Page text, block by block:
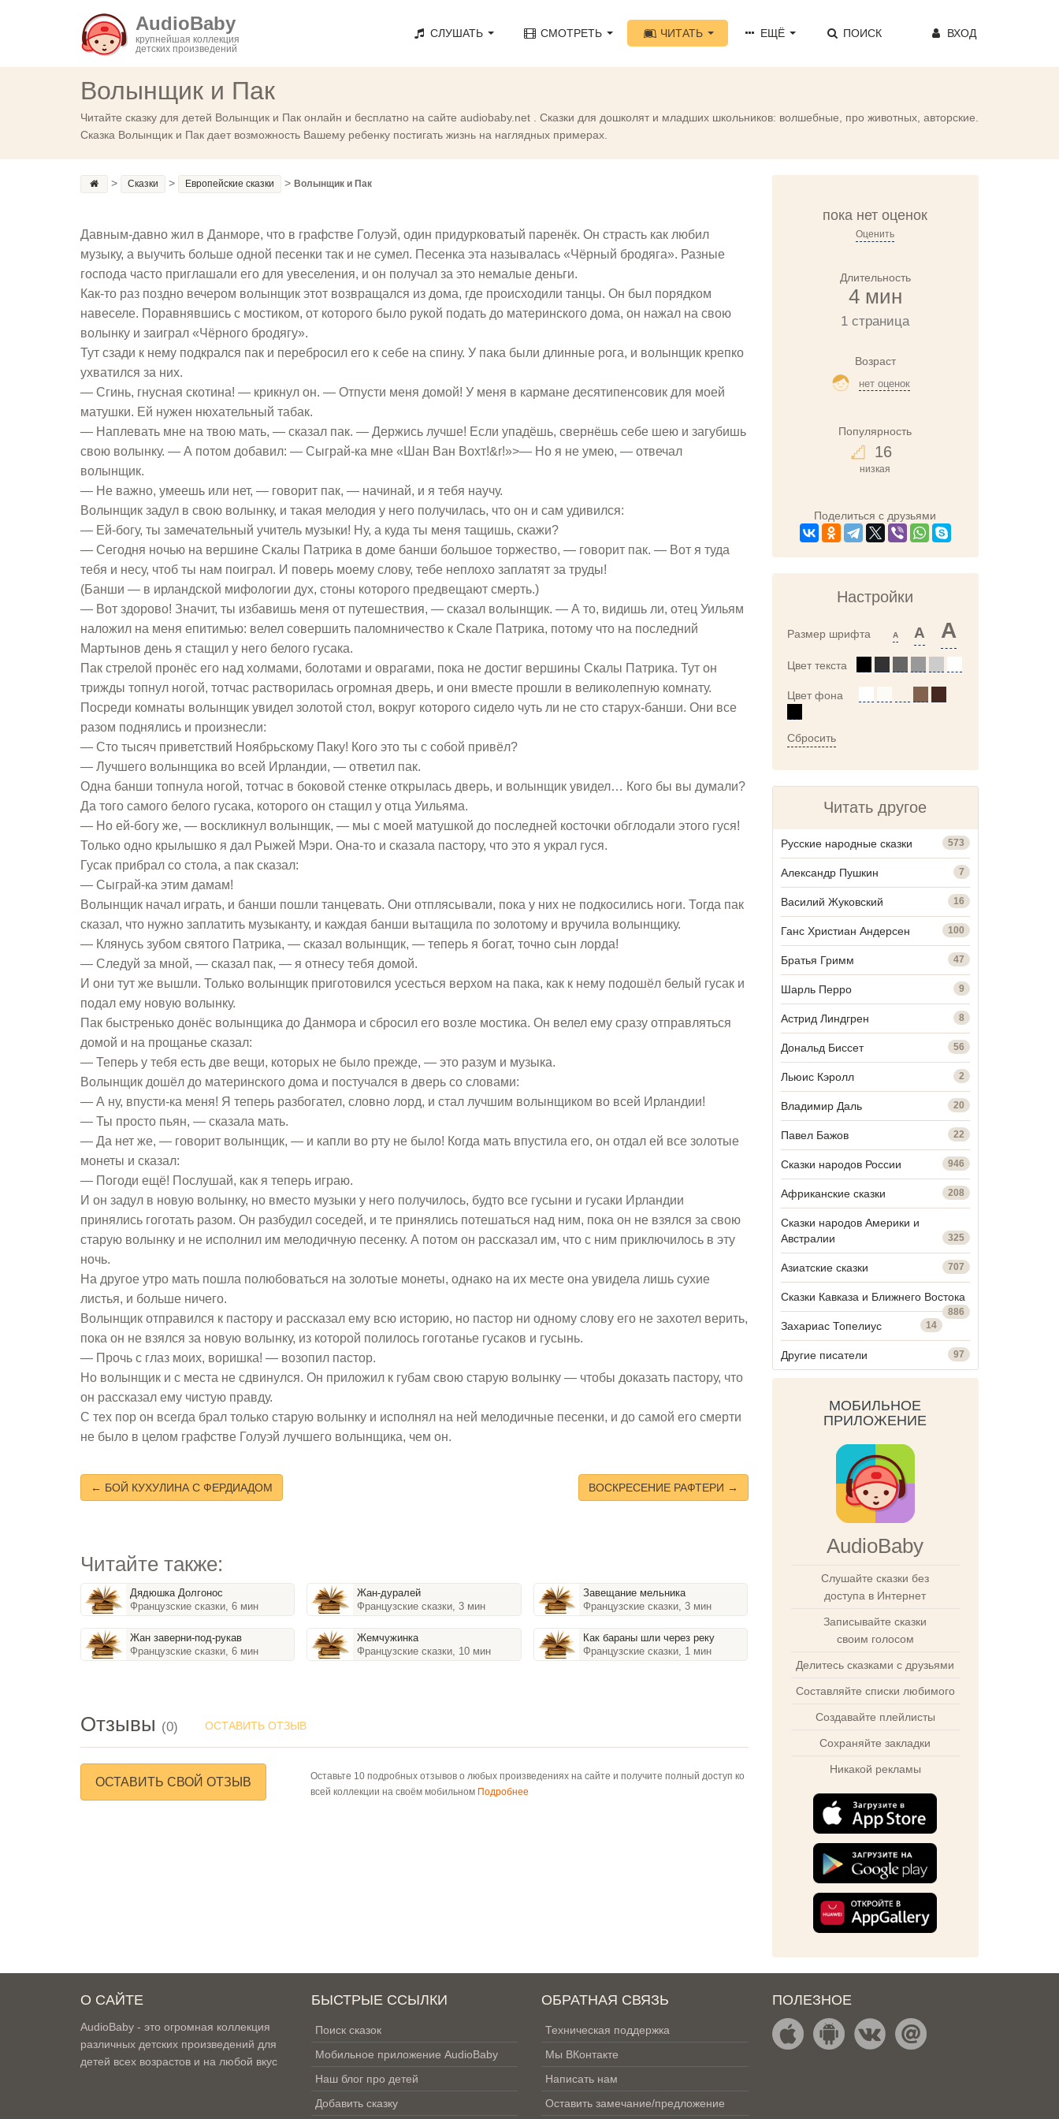
AudioBaby
крупнейшая коллекция
детских произведений
СЛУШАТЬ СМОТРЕТЬ ЧИТАТЬ ЕЩЁ ПОИСК ВХОД
Волынщик и Пак
Читайте сказку для детей Волынщик и Пак онлайн и бесплатно на сайте audiobaby.net . Сказки для дошколят и младших школьников: волшебные, про животных, авторские.
Сказка Волынщик и Пак дает возможность Вашему ребенку постигать жизнь на наглядных примерах.
> Сказки > Европейские сказки > Волынщик и Пак
Давным-давно жил в Данморе, что в графстве Голуэй, один придурковатый паренёк. Он страсть как любил
музыку, а выучить больше одной песенки так и не сумел. Песенка эта называлась «Чёрный бродяга». Разные
господа часто приглашали его для увеселения, и он получал за это немалые деньги.
Как-то раз поздно вечером волынщик этот возвращался из дома, где происходили танцы. Он был порядком
навеселе. Поравнявшись с мостиком, от которого было рукой подать до материнского дома, он нажал на свою
волынку и заиграл «Чёрного бродягу».
Тут сзади к нему подкрался пак и перебросил его к себе на спину. У пака были длинные рога, и волынщик крепко
ухватился за них.
— Сгинь, гнусная скотина! — крикнул он. — Отпусти меня домой! У меня в кармане десятипенсовик для моей
матушки. Ей нужен нюхательный табак.
— Наплевать мне на твою мать, — сказал пак. — Держись лучше! Если упадёшь, свернёшь себе шею и загубишь
свою волынку. — А потом добавил: — Сыграй-ка мне «Шан Ван Вохт!&r!»>— Но я не умею, — отвечал
волынщик.
— Не важно, умеешь или нет, — говорит пак, — начинай, и я тебя научу.
Волынщик задул в свою волынку, и такая мелодия у него получилась, что он и сам удивился:
— Ей-богу, ты замечательный учитель музыки! Ну, а куда ты меня тащишь, скажи?
— Сегодня ночью на вершине Скалы Патрика в доме банши большое торжество, — говорит пак. — Вот я туда
тебя и несу, чтоб ты нам поиграл. И поверь моему слову, тебе неплохо заплатят за труды!
(Банши — в ирландской мифологии дух, стоны которого предвещают смерть.)
— Вот здорово! Значит, ты избавишь меня от путешествия, — сказал волынщик. — А то, видишь ли, отец Уильям
наложил на меня епитимью: велел совершить паломничество к Скале Патрика, потому что на последний
Мартынов день я стащил у него белого гусака.
Пак стрелой пронёс его над холмами, болотами и оврагами, пока не достиг вершины Скалы Патрика. Тут он
трижды топнул ногой, тотчас растворилась огромная дверь, и они вместе прошли в великолепную комнату.
Посреди комнаты волынщик увидел золотой стол, вокруг которого сидело чуть ли не сто старух-банши. Они все
разом поднялись и произнесли:
— Сто тысяч приветствий Ноябрьскому Паку! Кого это ты с собой привёл?
— Лучшего волынщика во всей Ирландии, — ответил пак.
Одна банши топнула ногой, тотчас в боковой стенке открылась дверь, и волынщик увидел… Кого бы вы думали?
Да того самого белого гусака, которого он стащил у отца Уильяма.
— Но ей-богу же, — воскликнул волынщик, — мы с моей матушкой до последней косточки обглодали этого гуся!
Только одно крылышко я дал Рыжей Мэри. Она-то и сказала пастору, что это я украл гуся.
Гусак прибрал со стола, а пак сказал:
— Сыграй-ка этим дамам!
Волынщик начал играть, и банши пошли танцевать. Они отплясывали, пока у них не подкосились ноги. Тогда пак
сказал, что нужно заплатить музыканту, и каждая банши вытащила по золотому и вручила волынщику.
— Клянусь зубом святого Патрика, — сказал волынщик, — теперь я богат, точно сын лорда!
— Следуй за мной, — сказал пак, — я отнесу тебя домой.
И они тут же вышли. Только волынщик приготовился усесться верхом на пака, как к нему подошёл белый гусак и
подал ему новую волынку.
Пак быстренько донёс волынщика до Данмора и сбросил его возле мостика. Он велел ему сразу отправляться
домой и на прощанье сказал:
— Теперь у тебя есть две вещи, которых не было прежде, — это разум и музыка.
Волынщик дошёл до материнского дома и постучался в дверь со словами:
— А ну, впусти-ка меня! Я теперь разбогател, словно лорд, и стал лучшим волынщиком во всей Ирландии!
— Ты просто пьян, — сказала мать.
— Да нет же, — говорит волынщик, — и капли во рту не было! Когда мать впустила его, он отдал ей все золотые
монеты и сказал:
— Погоди ещё! Послушай, как я теперь играю.
И он задул в новую волынку, но вместо музыки у него получилось, будто все гусыни и гусаки Ирландии
принялись гоготать разом. Он разбудил соседей, и те принялись потешаться над ним, пока он не взялся за свою
старую волынку и не исполнил им мелодичную песенку. А потом он рассказал им, что с ним приключилось в эту
ночь.
На другое утро мать пошла полюбоваться на золотые монеты, однако на их месте она увидела лишь сухие
листья, и больше ничего.
Волынщик отправился к пастору и рассказал ему всю историю, но пастор ни одному слову его не захотел верить,
пока он не взялся за новую волынку, из которой полилось гоготанье гусаков и гусынь.
— Прочь с глаз моих, воришка! — возопил пастор.
Но волынщик и с места не сдвинулся. Он приложил к губам свою старую волынку — чтобы доказать пастору, что
он рассказал ему чистую правду.
С тех пор он всегда брал только старую волынку и исполнял на ней мелодичные песенки, и до самой его смерти
не было в целом графстве Голуэй лучшего волынщика, чем он.
← БОЙ КУХУЛИНА С ФЕРДИАДОМ ВОСКРЕСЕНИЕ РАФТЕРИ →
Читайте также:
Дядюшка Долгонос
Французские сказки, 6 мин
Жан заверни-под-рукав
Французские сказки, 6 мин
Жан-дуралей
Французские сказки, 3 мин
Жемчужинка
Французские сказки, 10 мин
Завещание мельника
Французские сказки, 3 мин
Как бараны шли через реку
Французские сказки, 1 мин
Отзывы (0) ОСТАВИТЬ ОТЗЫВ
ОСТАВИТЬ СВОЙ ОТЗЫВ
Оставьте 10 подробных отзывов о любых произведениях на сайте и получите полный доступ ко
всей коллекции на своём мобильном Подробнее
пока нет оценок
Оценить
Длительность
4 мин
1 страница
Возраст
нет оценок
Популярность
16
низкая
Поделиться с друзьями
Настройки
Размер шрифта A A A
Цвет текста
Цвет фона
Сбросить
Читать другое
Русские народные сказки 573
Александр Пушкин 7
Василий Жуковский 16
Ганс Христиан Андерсен 100
Братья Гримм 47
Шарль Перро 9
Астрид Линдгрен 8
Дональд Биссет 56
Льюис Кэролл 2
Владимир Даль 20
Павел Бажов 22
Сказки народов России 946
Африканские сказки 208
Сказки народов Америки и
Австралии
325
Азиатские сказки 707
Сказки Кавказа и Ближнего Востока
886
Захариас Топелиус 14
Другие писатели 97
МОБИЛЬНОЕ
ПРИЛОЖЕНИЕ
AudioBaby
Слушайте сказки без
доступа в Интернет
Записывайте сказки
своим голосом
Делитесь сказками с друзьями
Составляйте списки любимого
Создавайте плейлисты
Сохраняйте закладки
Никакой рекламы
О САЙТЕ
AudioBaby - это огромная коллекция
различных детских произведений для
детей всех возрастов и на любой вкус
БЫСТРЫЕ ССЫЛКИ
Поиск сказок
Мобильное приложение AudioBaby
Наш блог про детей
Добавить сказку
ОБРАТНАЯ СВЯЗЬ
Техническая поддержка
Мы ВКонтакте
Написать нам
Оставить замечание/предложение
ПОЛЕЗНОЕ